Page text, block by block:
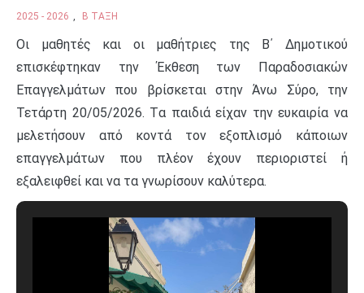
2025 - 2026 , Β ΤΆΞΗ
Οι μαθητές και οι μαθήτριες της Β΄ Δημοτικού
επισκέφτηκαν την Έκθεση των Παραδοσιακών
Επαγγελμάτων που βρίσκεται στην Άνω Σύρο, την
Τετάρτη 20/05/2026. Tα παιδιά είχαν την ευκαιρία να
μελετήσουν από κοντά τον εξοπλισμό κάποιων
επαγγελμάτων που πλέον έχουν περιοριστεί ή
εξαλειφθεί και να τα γνωρίσουν καλύτερα.